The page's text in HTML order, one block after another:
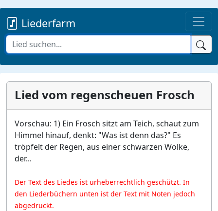
Liederfarm
Lied vom regenscheuen Frosch
Vorschau: 1) Ein Frosch sitzt am Teich, schaut zum
Himmel hinauf, denkt: "Was ist denn das?" Es
tröpfelt der Regen, aus einer schwarzen Wolke,
der...
Der Text des Liedes ist urheberrechtlich geschützt. In
den Liederbüchern unten ist der Text mit Noten jedoch
abgedruckt.